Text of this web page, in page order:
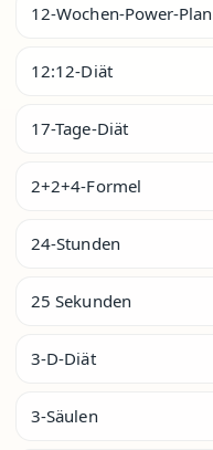
12-Wochen-Power-Plan
12:12-Diät
17-Tage-Diät
2+2+4-Formel
24-Stunden
25 Sekunden
3-D-Diät
3-Säulen